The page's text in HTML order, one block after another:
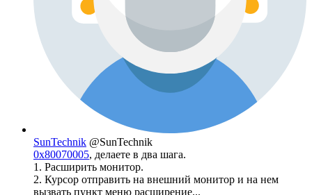
SunTechnik @SunTechnik
0x80070005, делаете в два шага.
1. Расширить монитор.
2. Курсор отправить на внешний монитор и на нем
вызвать пункт меню расширение...